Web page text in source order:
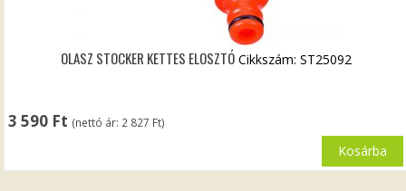
OLASZ STOCKER KETTES ELOSZTÓ
3 590 Ft (nettó ár: 2 827 Ft)
Cikkszám: ST25092
Kosárba